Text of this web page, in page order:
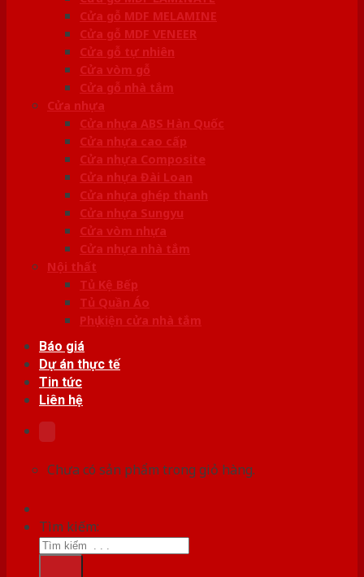
Cửa gỗ MDF MELAMINE
Cửa gỗ MDF VENEER
Cửa gỗ tự nhiên
Cửa vòm gỗ
Cửa gỗ nhà tắm
Cửa nhựa
Cửa nhựa ABS Hàn Quốc
Cửa nhựa cao cấp
Cửa nhựa Composite
Cửa nhựa Đài Loan
Cửa nhựa ghép thanh
Cửa nhựa Sungyu
Cửa vòm nhựa
Cửa nhựa nhà tắm
Nội thất
Tủ Kệ Bếp
Tủ Quần Áo
Phụ kiện cửa nhà tắm
Báo giá
Dự án thực tế
Tin tức
Liên hệ
Chưa có sản phẩm trong giỏ hàng.
Tìm kiếm: